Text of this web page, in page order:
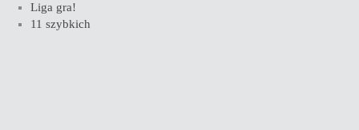
Liga gra!
11 szybkich